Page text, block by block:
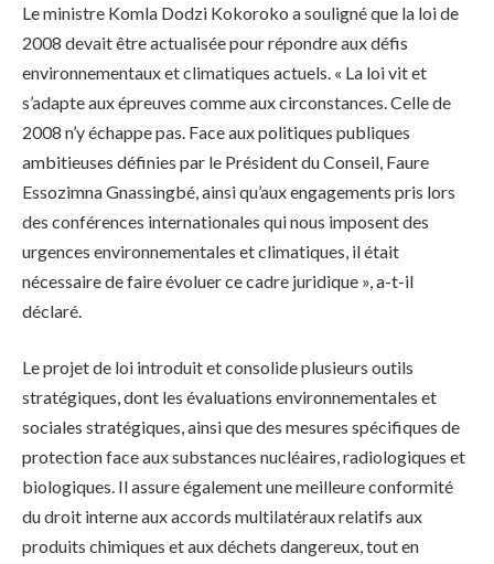
Le ministre Komla Dodzi Kokoroko a souligné que la loi de
2008 devait être actualisée pour répondre aux défis
environnementaux et climatiques actuels. « La loi vit et
s’adapte aux épreuves comme aux circonstances. Celle de
2008 n’y échappe pas. Face aux politiques publiques
ambitieuses définies par le Président du Conseil, Faure
Essozimna Gnassingbé, ainsi qu’aux engagements pris lors
des conférences internationales qui nous imposent des
urgences environnementales et climatiques, il était
nécessaire de faire évoluer ce cadre juridique », a-t-il
déclaré.
Le projet de loi introduit et consolide plusieurs outils
stratégiques, dont les évaluations environnementales et
sociales stratégiques, ainsi que des mesures spécifiques de
protection face aux substances nucléaires, radiologiques et
biologiques. Il assure également une meilleure conformité
du droit interne aux accords multilatéraux relatifs aux
produits chimiques et aux déchets dangereux, tout en